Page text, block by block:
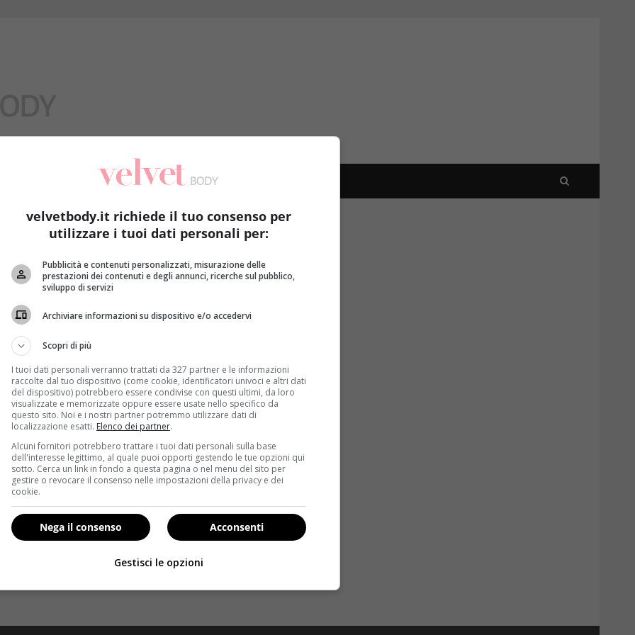
velvetbody.it richiede il tuo consenso per
utilizzare i tuoi dati personali per:
Pubblicità e contenuti personalizzati, misurazione delle
prestazioni dei contenuti e degli annunci, ricerche sul pubblico,
sviluppo di servizi
Archiviare informazioni su dispositivo e/o accedervi
Scopri di più
I tuoi dati personali verranno trattati da 327 partner e le informazioni
raccolte dal tuo dispositivo (come cookie, identificatori univoci e altri dati
del dispositivo) potrebbero essere condivise con questi ultimi, da loro
visualizzate e memorizzate oppure essere usate nello specifico da
questo sito. Noi e i nostri partner potremmo utilizzare dati di
localizzazione esatti. Elenco dei partner.
Alcuni fornitori potrebbero trattare i tuoi dati personali sulla base
dell'interesse legittimo, al quale puoi opporti gestendo le tue opzioni qui
sotto. Cerca un link in fondo a questa pagina o nel menu del sito per
gestire o revocare il consenso nelle impostazioni della privacy e dei
cookie.
Acconsenti
Nega il consenso
Gestisci le opzioni